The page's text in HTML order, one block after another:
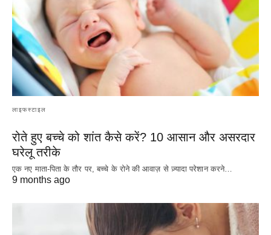
लाइफस्टाइल
रोते हुए बच्चे को शांत कैसे करें? 10 आसान और असरदार
घरेलू तरीके
एक नए माता-पिता के तौर पर, बच्चे के रोने की आवाज़ से ज़्यादा परेशान करने…
9 months ago